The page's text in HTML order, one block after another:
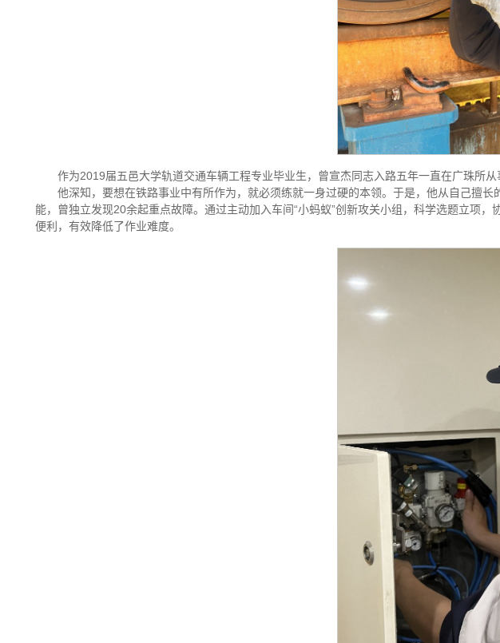
作为2019届五邑大学轨道交通车辆工程专业毕业生，曾宣杰同志入路五年一直在广珠所
他深知，要想在铁路事业中有所作为，就必须练就一身过硬的本领。于是，他从自己擅
能，曾独立发现20余起重点故障。通过主动加入车间“小蚂蚁”创新攻关小组，科学选题立项
便利，有效降低了作业难度。